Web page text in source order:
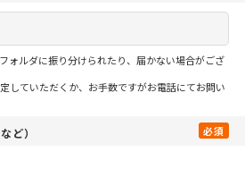
ォルダに振り分けられたり、届かない場合がござ
していただくか、お手数ですがお電話にてお問い
ど） 必須